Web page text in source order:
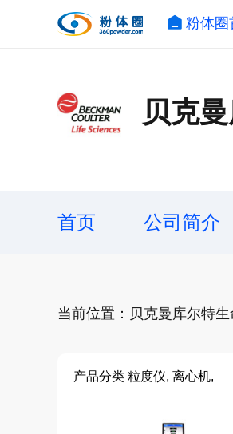
粉体圈
贝克
首页 公司简介
当前位置：贝克曼库尔特
产品分类 粒度仪, 离心机,